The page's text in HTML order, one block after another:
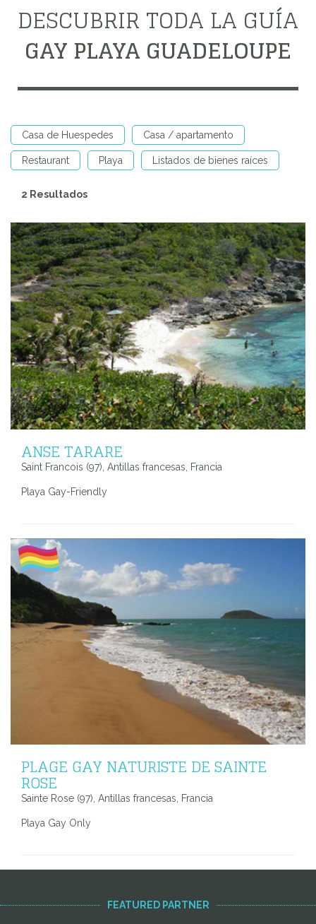
DESCUBRIR TODA LA GUÍA
GAY PLAYA GUADELOUPE
Casa de Huespedes Casa / apartamento
Restaurant Playa Listados de bienes raíces
2 Resultados
ANSE TARARE
Saint Francois (97), Antillas francesas, Francia
Playa Gay-Friendly
PLAGE GAY NATURISTE DE SAINTE
ROSE
Sainte Rose (97), Antillas francesas, Francia
Playa Gay Only
FEATURED PARTNER